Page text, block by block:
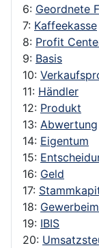
6: Geordnete
7: Kaffeekasse
8: Profit
9: Basis
10:
11: Händler
12: Produkt
13: Abwertung
14: Eigentum
15:
16: Geld
17:
18:
19: IBIS
20: